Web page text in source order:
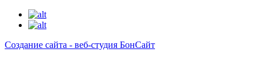
Создание сайта - веб-студия БонСайт